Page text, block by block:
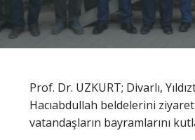
Prof. Dr. UZKURT; Divarlı,
Hacıabdullah beldelerini
vatandaşların bayramlarını